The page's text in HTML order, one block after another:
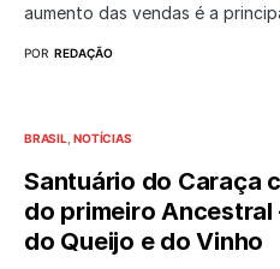
aumento das vendas é a
POR REDAÇÃO
BRASIL NOTÍCIAS
Santuário do Caraça
do primeiro Ancestral
do Queijo e do Vinho